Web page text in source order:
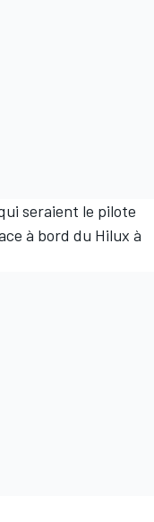
seraient le pilote
à bord du Hilux à